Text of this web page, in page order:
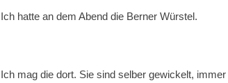
Ich hatte an dem Abend die Berner Würstel.
Ich mag die dort. Sie sind selber gewickelt,